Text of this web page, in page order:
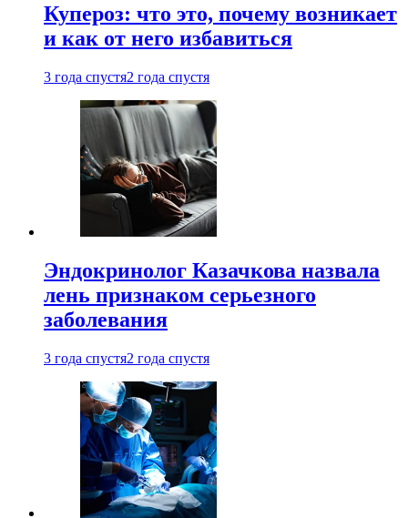
Купероз: что это, почему возникает
и как от него избавиться
3 года спустя2 года спустя
Эндокринолог Казачкова назвала
лень признаком серьезного
заболевания
3 года спустя2 года спустя